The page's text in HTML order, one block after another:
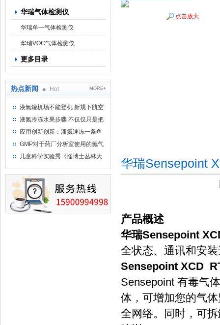
上海京工实业有限公司
华瑞气体检测仪
华瑞单一气体检测仪
华瑞VOC气体检测仪
更多目录
热点新闻 Hot MORE+
液氮罐机场不能登机 新规下航空
运输罐能否上飞机
液氮冷冻水果步骤 不仅仅只是把
水果扔到液氮中
应用创新创新：液氮速冻一条鱼
只需15分钟 保持活鲜一整年
GMP对于药厂分析室使用的氮气
钢瓶存放标准
儿童科学实验秀《怪博士丛林大
及
点击放大
华瑞Sensepoint
产品概述
华瑞Sensepoint
全状态、通讯和安
Sensepoint XCD
Sensepoint 有毒气
体，可增加您的气
全网络。同时，可